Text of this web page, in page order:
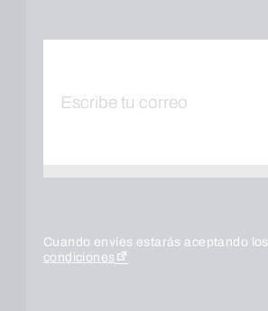
Cuando envíes estarás aceptando los
condiciones